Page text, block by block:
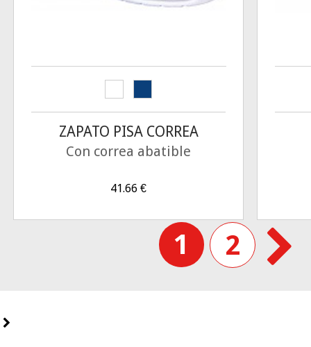
ZAPATO PISA CORREA
Con correa abatible
41.66 €
1 2